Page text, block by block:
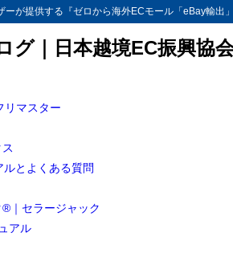
が提供する『ゼロから海外ECモール「eBay輸
グ｜日本越境EC振興協
リマスター
とよくある質問
®｜セラージャック
アル
輸出】その2.eBayからボナンザへスライド
輸出】多販路展開：eBayとBonanza間で
ザ/Bonanzaを実施するメリットとは？